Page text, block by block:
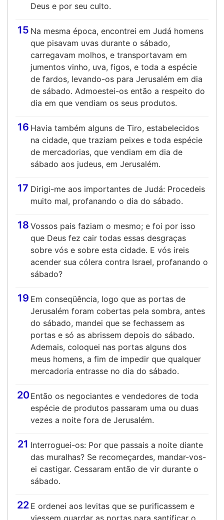
Deus e por seu culto.
15 Na mesma época, encontrei em Judá homens
que pisavam uvas durante o sábado,
carregavam molhos, e transportavam em
jumentos vinho, uva, figos, e toda a espécie
de fardos, levando-os para Jerusalém em dia
de sábado. Admoestei-os então a respeito do
dia em que vendiam os seus produtos.
16 Havia também alguns de Tiro, estabelecidos
na cidade, que traziam peixes e toda espécie
de mercadorias, que vendiam em dia de
sábado aos judeus, em Jerusalém.
17 Dirigi-me aos importantes de Judá: Procedeis
muito mal, profanando o dia do sábado.
18 Vossos pais faziam o mesmo; e foi por isso
que Deus fez cair todas essas desgraças
sobre vós e sobre esta cidade. E vós ireis
acender sua cólera contra Israel, profanando o
sábado?
19 Em conseqüência, logo que as portas de
Jerusalém foram cobertas pela sombra, antes
do sábado, mandei que se fechassem as
portas e só as abrissem depois do sábado.
Ademais, coloquei nas portas alguns dos
meus homens, a fim de impedir que qualquer
mercadoria entrasse no dia do sábado.
20Então os negociantes e vendedores de toda
espécie de produtos passaram uma ou duas
vezes a noite fora de Jerusalém.
21 Interroguei-os: Por que passais a noite diante
das muralhas? Se recomeçardes, mandar-vos-
ei castigar. Cessaram então de vir durante o
sábado.
22 E ordenei aos levitas que se purificassem e
viessem guardar as portas para santificar o